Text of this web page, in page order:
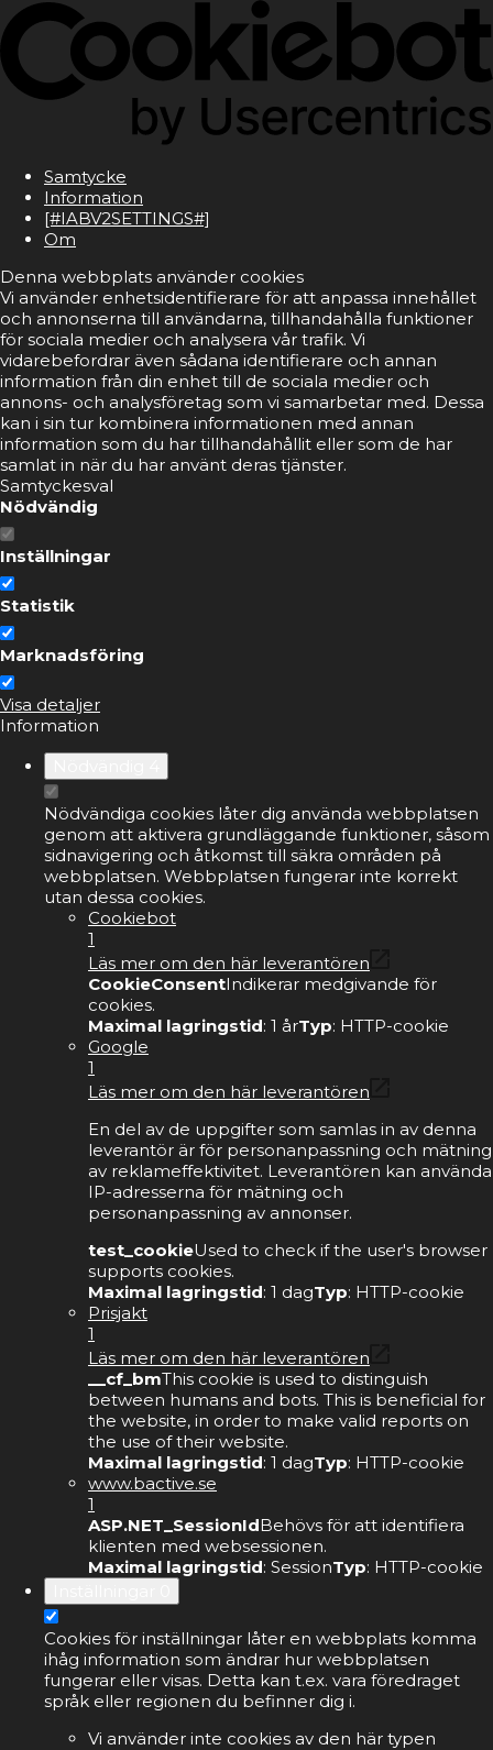
Samtycke
Information
[#IABV2SETTINGS#]
Om
Denna webbplats använder cookies
Vi använder enhetsidentifierare för att anpassa innehållet
och annonserna till användarna, tillhandahålla funktioner
för sociala medier och analysera vår trafik. Vi
vidarebefordrar även sådana identifierare och annan
information från din enhet till de sociala medier och
annons- och analysföretag som vi samarbetar med. Dessa
kan i sin tur kombinera informationen med annan
information som du har tillhandahållit eller som de har
samlat in när du har använt deras tjänster.
Samtyckesval
Nödvändig
Inställningar
Statistik
Marknadsföring
Visa detaljer
Information
Nödvändiga cookies låter dig använda webbplatsen
genom att aktivera grundläggande funktioner, såsom
sidnavigering och åtkomst till säkra områden på
webbplatsen. Webbplatsen fungerar inte korrekt
utan dessa cookies.
Cookiebot
1
Läs mer om den här leverantören
CookieConsentIndikerar medgivande för
cookies.
Maximal lagringstid: 1 årTyp: HTTP-cookie
Google
1
Läs mer om den här leverantören
En del av de uppgifter som samlas in av denna
leverantör är för personanpassning och mätning
av reklameffektivitet. Leverantören kan använda
IP-adresserna för mätning och
personanpassning av annonser.
test_cookieUsed to check if the user's browser
supports cookies.
Maximal lagringstid: 1 dagTyp: HTTP-cookie
Prisjakt
1
Läs mer om den här leverantören
__cf_bmThis cookie is used to distinguish
between humans and bots. This is beneficial for
the website, in order to make valid reports on
the use of their website.
Maximal lagringstid: 1 dagTyp: HTTP-cookie
www.bactive.se
1
ASP.NET_SessionIdBehövs för att identifiera
klienten med websessionen.
Maximal lagringstid: SessionTyp: HTTP-cookie
Cookies för inställningar låter en webbplats komma
ihåg information som ändrar hur webbplatsen
fungerar eller visas. Detta kan t.ex. vara föredraget
språk eller regionen du befinner dig i.
Vi använder inte cookies av den här typen